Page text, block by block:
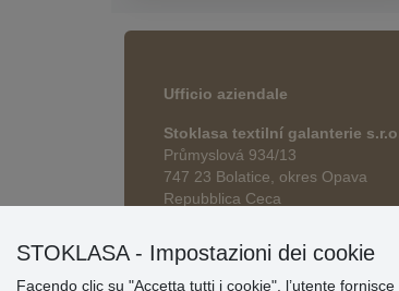
Ufficio aziendale
Stoklasa textilní galanterie
Průmyslová 934/13
747 23 Bolatice, okres Opava
Repubblica Ceca
STOKLASA - Impostazioni dei cookie
Facendo clic su "Accetta tutti i cookie", l’utente